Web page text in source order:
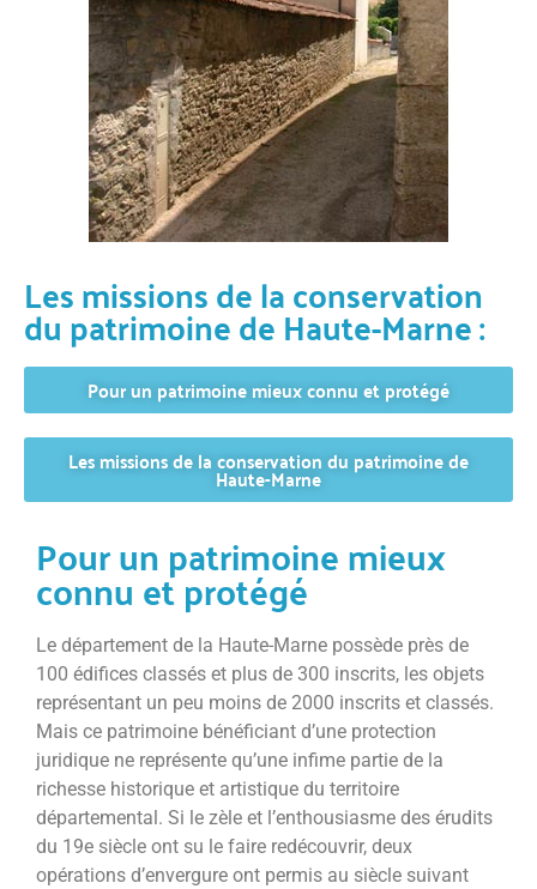
Les missions de la conservation
du patrimoine de Haute-Marne :
Pour un patrimoine mieux connu et protégé
Les missions de la conservation du patrimoine de
Haute-Marne
Pour un patrimoine mieux
connu et protégé
Le département de la Haute-Marne possède près de
100 édifices classés et plus de 300 inscrits, les objets
représentant un peu moins de 2000 inscrits et classés.
Mais ce patrimoine bénéficiant d’une protection
juridique ne représente qu’une infime partie de la
richesse historique et artistique du territoire
départemental. Si le zèle et l’enthousiasme des érudits
du 19e siècle ont su le faire redécouvrir, deux
opérations d’envergure ont permis au siècle suivant